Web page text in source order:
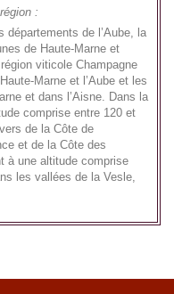
:
départements de l’Aube, la
de Haute-Marne et
viticole Champagne
Marne et l’Aube et les
et dans l’Aisne. Dans la
comprise entre 120 et
de la Côte de
et de la Côte des
à une altitude comprise
les vallées de la Vesle,